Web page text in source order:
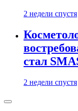
2 недели спустя
стал
2 недели спустя